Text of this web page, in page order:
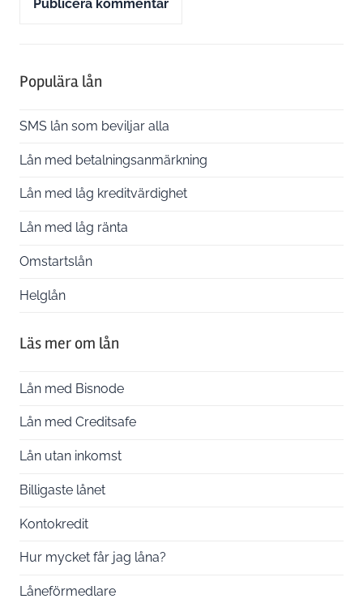
Populära lån
SMS lån som beviljar alla
Lån med betalningsanmärkning
Lån med låg kreditvärdighet
Lån med låg ränta
Omstartslån
Helglån
Läs mer om lån
Lån med Bisnode
Lån med Creditsafe
Lån utan inkomst
Billigaste lånet
Kontokredit
Hur mycket får jag låna?
Låneförmedlare